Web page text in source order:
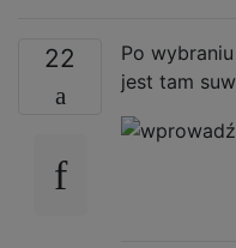
22
Po
jest tam